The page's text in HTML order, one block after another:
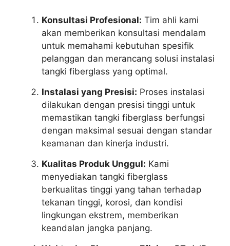
Konsultasi Profesional: Tim ahli kami
akan memberikan konsultasi mendalam
untuk memahami kebutuhan spesifik
pelanggan dan merancang solusi instalasi
tangki fiberglass yang optimal.
Instalasi yang Presisi: Proses instalasi
dilakukan dengan presisi tinggi untuk
memastikan tangki fiberglass berfungsi
dengan maksimal sesuai dengan standar
keamanan dan kinerja industri.
Kualitas Produk Unggul: Kami
menyediakan tangki fiberglass
berkualitas tinggi yang tahan terhadap
tekanan tinggi, korosi, dan kondisi
lingkungan ekstrem, memberikan
keandalan jangka panjang.